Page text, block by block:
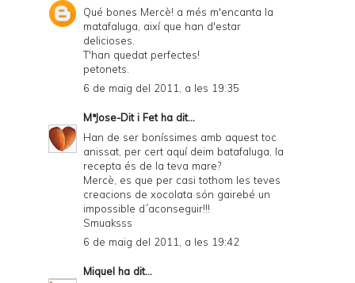
Qué bones Mercè! a més m'encanta la
matafaluga, així que han d'estar
delicioses.
T'han quedat perfectes!
petonets.
6 de maig del 2011, a les 19:35
MªJose-Dit i Fetha dit...
Han de ser boníssimes amb aquest toc
anissat, per cert aquí deim batafaluga, la
recepta és de la teva mare?
Mercè, es que per casi tothom les teves
creacions de xocolata són gairebé un
impossible d´aconseguir!!!
Smuaksss
6 de maig del 2011, a les 19:42
Miquel ha dit...